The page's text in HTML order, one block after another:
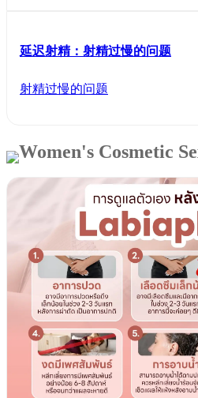
延迟射精：射精过慢的问题
射精过慢的问题
Women's Cosmetic